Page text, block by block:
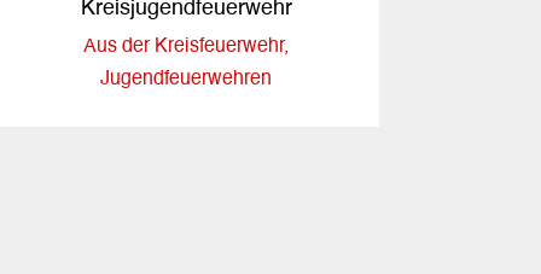
Kreisjugendfeuerwehr
Aus der Kreisfeuerwehr,
Jugendfeuerwehren